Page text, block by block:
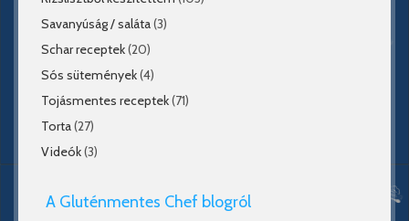
Savanyúság / saláta(3)
Schar receptek(20)
Sós sütemények(4)
Tojásmentes receptek(71)
Torta(27)
Videók(3)
A Gluténmentes Chef blogról